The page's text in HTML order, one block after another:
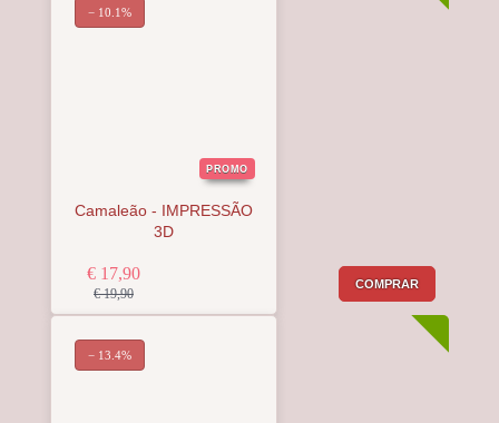
PROMO
Camaleão - IMPRESSÃO
3D
€ 17,90
€ 19,90
COMPRAR
− 10.1%
− 13.4%